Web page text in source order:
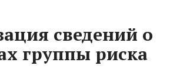
сведений о
группы риска